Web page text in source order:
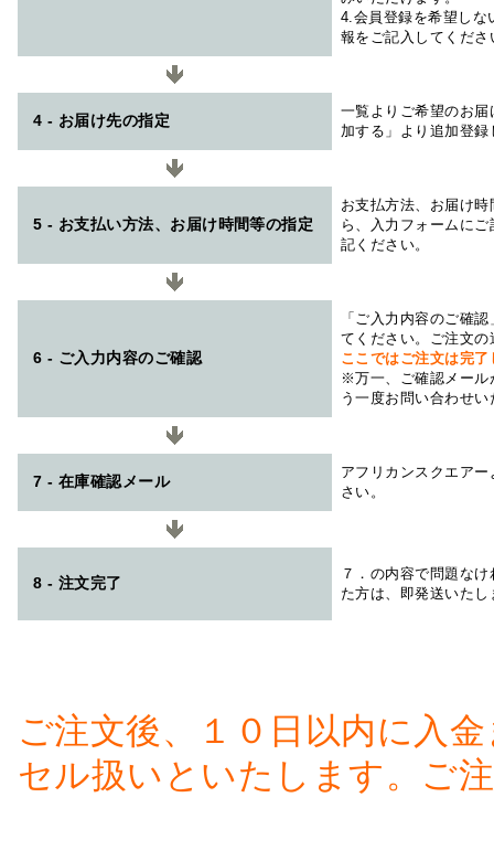
4.会員登録を希望しな
報をご記入してくださ
4 - お届け先の指定
一覧よりご希望のお
加する」より追加登
5 - お支払い方法、お届け時間等の指定
お支払方法、お届け
ら、入力フォームに
記ください。
6 - ご入力内容のご確認
「ご入力内容のご確
てください。ご注文
ここではご注文は完
※万一、ご確認メール
う一度お問い合わせ
7 - 在庫確認メール
アフリカンスクエアー
さい。
8 - 注文完了
７．の内容で問題な
た方は、即発送いたし
ご注文後、１０日以内に入
セル扱いといたします。ご